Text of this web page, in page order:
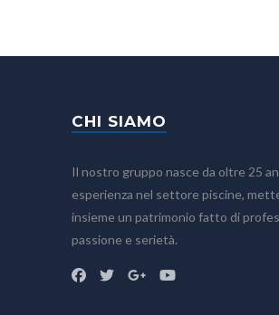
CHI SIAMO
Il nostro gruppo nasce da oltre 25
esperienza nel settore piscine,
insieme un patrimonio fatto di
passione e serietà.